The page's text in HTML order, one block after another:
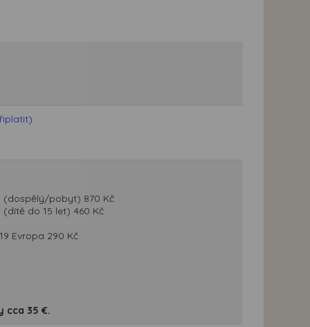
(dospělý/pobyt) 870 Kč
do 15 let) 460 Kč
Evropa 290 Kč
cca 35 €.